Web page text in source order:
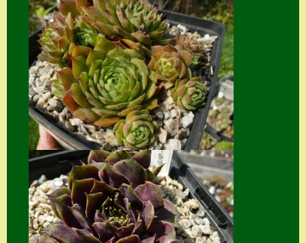
Home
Hostas
Impressum
Kasse
Kontakt
Mein Konto
Naturformen
S. x nixonii
Semps die ich
suche